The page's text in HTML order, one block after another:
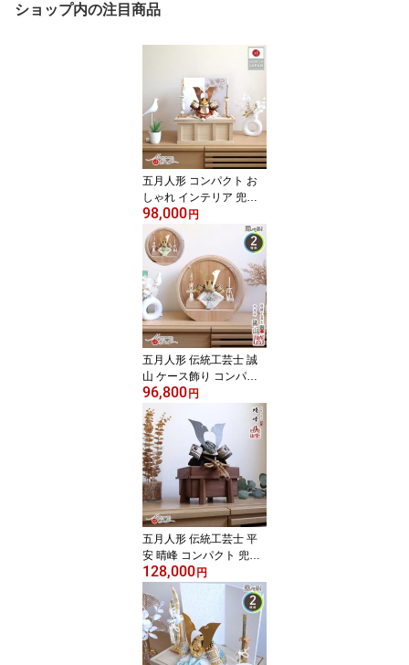
ショップ内の注目商品
五月人形 コンパクト お
しゃれ インテリア 兜飾
り 5月人形 端午の節句 鹿
革 唐草 本印伝ブロンズ
兜 透き漆 共吹き返し 大
鍬形 初節句 増村人形店
MMN2743
98,000 円
五月人形 伝統工芸士 誠
山 ケース飾り コンパク
ト 兜飾り 選べる 2種類
淡萌黄色兜/淡黒水色兜 5
月人形 端午の節句 初節
句 増村人形店 MMN2744
96,800 円
五月人形 伝統工芸士 平
安 晴峰 コンパクト 兜飾
り 7号 大和 印伝 吹き返
し 淡茶 ブラウン ベージ
ュ ブロンズ 兜 艶消し 細
密 裾金具 雄山 5月人形
端午の節句 初節句 増村
人形店 MMN3092
128,000 円